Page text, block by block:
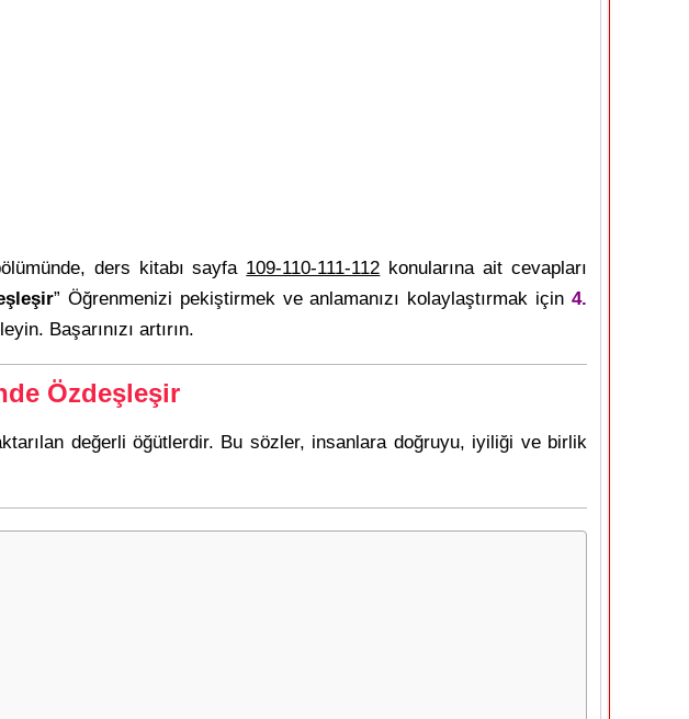
ders kitabı sayfa 109-110-111-112 konularına ait cevapları
” Öğrenmenizi pekiştirmek ve anlamanızı kolaylaştırmak için4.
Başarınızı artırın.
Özdeşleşir
değerli öğütlerdir. Bu sözler, insanlara doğruyu, iyiliği ve birlik